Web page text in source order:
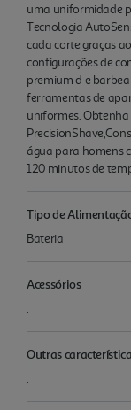
uma uniformidade
Tecnologia
cada corte graças
configurações de
premium d e
ferramentas de
uniformes.
água para homens
120 minutos de
Tipo de
Bateria
Acessórios
.
Outras
.